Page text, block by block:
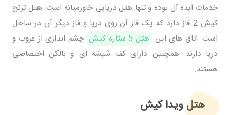
خدمات ایده آل بوده و تنها هتل دریایی خاورمیانه است. هتل ترنج
کیش 2 فاز دارد که یک فاز آن روی دریا و فاز دیگر آن در ساحل
است. اتاق های این هتل 5 ستاره کیش
چشم اندازی از غروب و
دریا دارند. همچنین دارای کف شیشه ای و بالکن اختصاصی
هستند.
هتل ویدا کیش